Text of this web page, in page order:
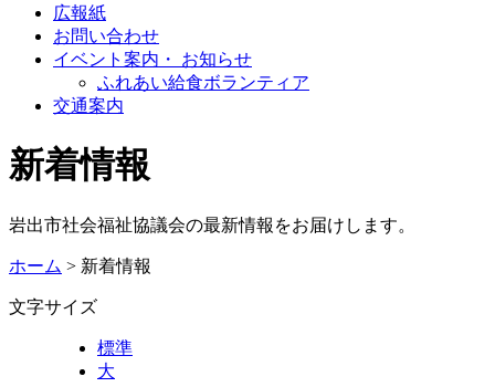
広報紙
お問い合わせ
イベント案内・ お知らせ
ふれあい給食ボランティア
交通案内
新着情報
岩出市社会福祉協議会の最新情報をお届けします。
ホーム > 新着情報
文字サイズ
標準
大